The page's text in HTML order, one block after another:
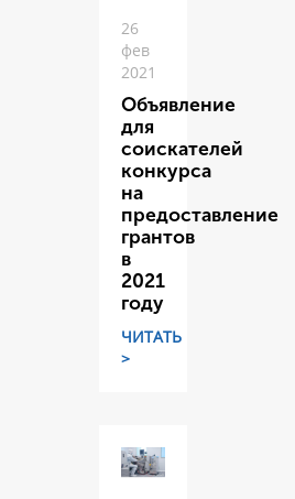
26
фев
2021
Объявление
для
соискателей
конкурса
на
предоставление
грантов
в
2021
году
ЧИТАТЬ
>